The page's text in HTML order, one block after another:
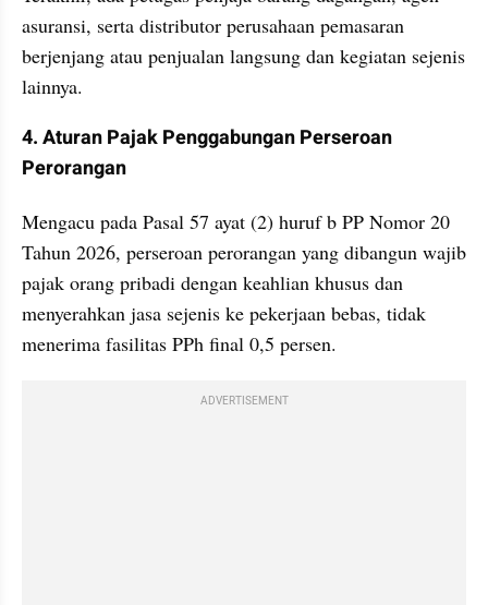
asuransi, serta distributor perusahaan pemasaran
berjenjang atau penjualan langsung dan kegiatan sejenis
lainnya.
4. Aturan Pajak Penggabungan Perseroan
Perorangan
Mengacu pada Pasal 57 ayat (2) huruf b PP Nomor 20
Tahun 2026, perseroan perorangan yang dibangun wajib
pajak orang pribadi dengan keahlian khusus dan
menyerahkan jasa sejenis ke pekerjaan bebas, tidak
menerima fasilitas PPh final 0,5 persen.
ADVERTISEMENT